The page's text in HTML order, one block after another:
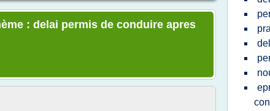
: delai permis de conduire apres